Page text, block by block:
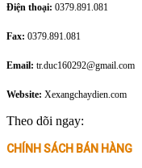
Điện thoại: 0379.891.081
Fax: 0379.891.081
Email: tr.duc160292@gmail.com
Website: Xexangchaydien.com
Theo dõi ngay:
CHÍNH SÁCH BÁN HÀNG